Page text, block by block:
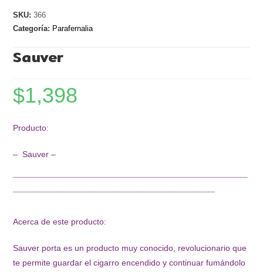
SKU:366
Categoría: Parafernalia
Sauver
$1,398
Producto:
– Sauver –
¯¯¯¯¯¯¯¯¯¯¯¯¯¯¯¯¯¯¯¯¯¯¯¯¯¯¯¯¯¯¯¯¯¯¯¯¯¯¯¯¯¯¯¯¯¯¯¯¯¯
¯¯¯¯¯¯¯¯¯¯¯¯¯¯¯¯¯¯¯¯¯¯¯¯¯¯¯¯¯¯¯¯¯¯¯¯¯¯¯¯¯¯¯
Acerca de este producto:
Sauver porta es un producto muy conocido, revolucionario que
te permite guardar el cigarro encendido y continuar fumándolo